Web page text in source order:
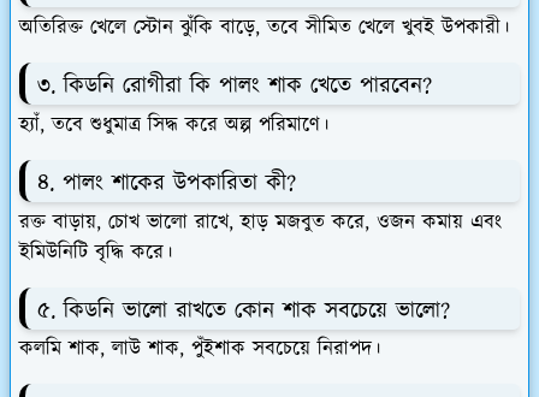
অতিরিক্ত খেলে স্টোন ঝুঁকি বাড়ে, তবে সীমিত খেলে খুবই উপকারী।
৩. কিডনি রোগীরা কি পালং শাক খেতে পারবেন?
হ্যাঁ, তবে শুধুমাত্র সিদ্ধ করে অল্প পরিমাণে।
৪. পালং শাকের উপকারিতা কী?
রক্ত বাড়ায়, চোখ ভালো রাখে, হাড় মজবুত করে, ওজন কমায় এবং
ইমিউনিটি বৃদ্ধি করে।
৫. কিডনি ভালো রাখতে কোন শাক সবচেয়ে ভালো?
কলমি শাক, লাউ শাক, পুঁইশাক সবচেয়ে নিরাপদ।